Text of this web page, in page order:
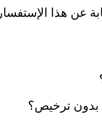
عن هذا الإستفسار
بدون ترخيص؟